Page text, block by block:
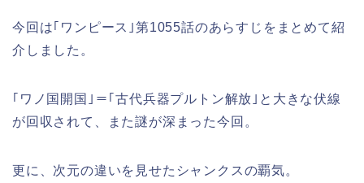
今回は｢ワンピース｣第1055話のあらすじをまとめて紹
介しました。
｢ワノ国開国｣＝｢古代兵器プルトン解放｣と大きな伏線
が回収されて、また謎が深まった今回。
更に、次元の違いを見せたシャンクスの覇気。